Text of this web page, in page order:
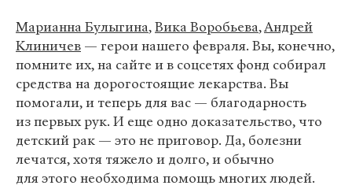
Марианна Булыгина,Вика Воробьева,Андрей
Клиничев — герои нашего февраля. Вы, конечно,
помните их, на сайте и в соцсетях фонд собирал
средства на дорогостоящие лекарства. Вы
помогали, и теперь для вас — благодарность
из первых рук. И еще одно доказательство, что
детский рак — это не приговор. Да, болезни
лечатся, хотя тяжело и долго, и обычно
для этого необходима помощь многих людей.